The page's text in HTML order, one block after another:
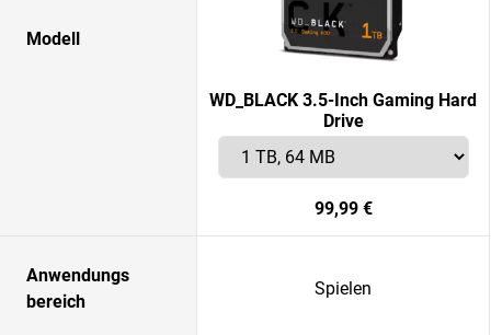
Modell
WD_BLACK 3.5-Inch Gaming Hard
Drive
99,99 €
Anwendungs
bereich
Spielen